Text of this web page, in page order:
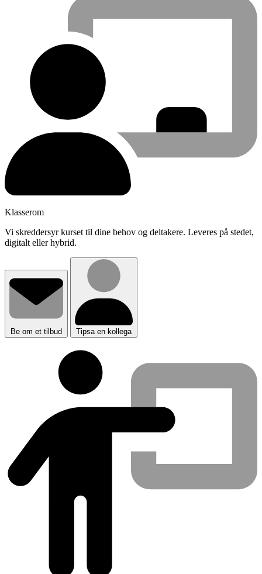
Klasserom
Vi skreddersyr kurset til dine behov og deltakere. Leveres på stedet,
digitalt eller hybrid.
Be om et tilbud Tipsa en kollega